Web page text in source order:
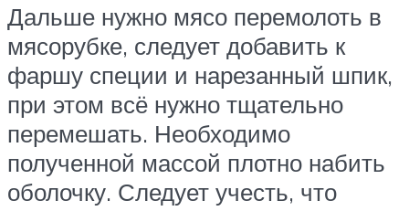
Дальше нужно мясо перемолоть в
мясорубке, следует добавить к
фаршу специи и нарезанный шпик,
при этом всё нужно тщательно
перемешать. Необходимо
полученной массой плотно набить
оболочку. Следует учесть, что